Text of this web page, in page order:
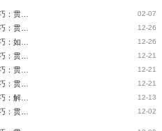
02-07
12-26
12-26
12-21
12-21
12-21
12-13
12-02